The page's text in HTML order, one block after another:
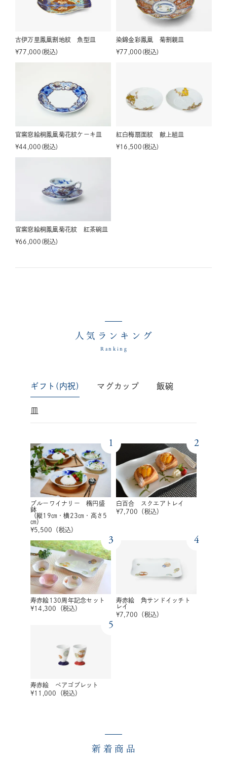
古伊万里鳳凰割地紋 魚型皿
¥77,000 税込
染錦金彩鳳凰 菊割親皿
¥77,000 税込
官窯窓絵桐鳳凰菊花紋ケーキ皿
¥44,000 税込
紅白梅扇面紋 献上組皿
¥16,500 税込
官窯窓絵桐鳳凰菊花紋 紅茶碗皿
¥66,000 税込
人気ランキング
Ranking
ギフト(内祝) マグカップ 飯碗
皿
1
ブルーワイナリー 楕円盛
鉢
（縦19㎝・横23㎝・高さ5
㎝）
¥5,500 （税込）
2
白百合 スクエアトレイ
¥7,700 （税込）
3
寿赤絵130周年記念セット
¥14,300 （税込）
4
寿赤絵 角サンドイッチト
レイ
¥7,700 （税込）
5
寿赤絵 ペアゴブレット
¥11,000 （税込）
新着商品